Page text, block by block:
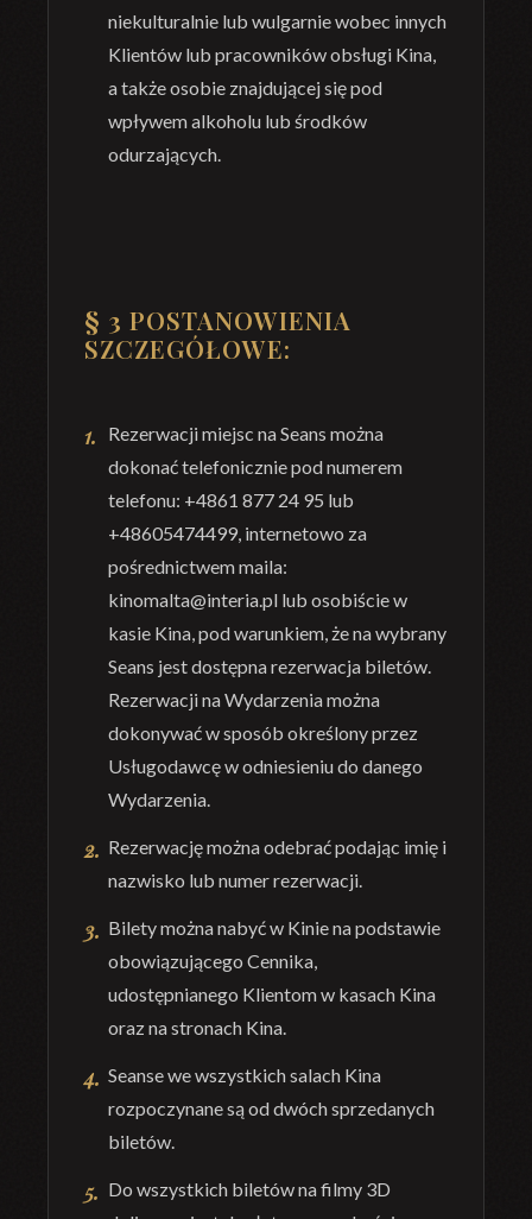
niekulturalnie lub wulgarnie wobec innych
Klientów lub pracowników obsługi Kina,
a także osobie znajdującej się pod
wpływem alkoholu lub środków
odurzających.
§ 3 POSTANOWIENIA
SZCZEGÓŁOWE:
Rezerwacji miejsc na Seans można
dokonać telefonicznie pod numerem
telefonu: +4861 877 24 95 lub
+48605474499, internetowo za
pośrednictwem maila:
kinomalta@interia.pl lub osobiście w
kasie Kina, pod warunkiem, że na wybrany
Seans jest dostępna rezerwacja biletów.
Rezerwacji na Wydarzenia można
dokonywać w sposób określony przez
Usługodawcę w odniesieniu do danego
Wydarzenia.
Rezerwację można odebrać podając imię i
nazwisko lub numer rezerwacji.
Bilety można nabyć w Kinie na podstawie
obowiązującego Cennika,
udostępnianego Klientom w kasach Kina
oraz na stronach Kina.
Seanse we wszystkich salach Kina
rozpoczynane są od dwóch sprzedanych
biletów.
Do wszystkich biletów na filmy 3D